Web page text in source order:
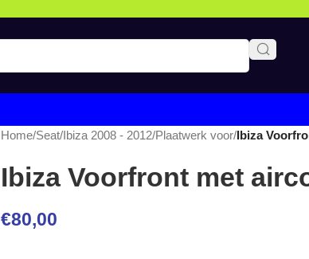
Home/Seat/Ibiza 2008 - 2012/Plaatwerk voor/Ibiza
Ibiza Voorfront met
€80,00